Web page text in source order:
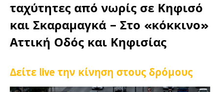
ταχύτητες από νωρίς σε Κηφισό
και Σκαραμαγκά – Στο «κόκκινο»
Αττική Οδός και Κηφισίας
Δείτε live την κίνηση στους δρόμους